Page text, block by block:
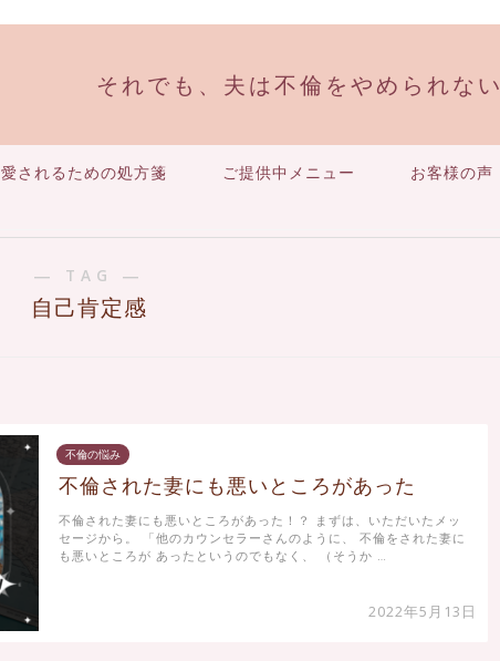
それでも、夫は不倫をやめられない
愛されるための処方箋 ご提供中メニュー お客様の声
― TAG ―
自己肯定感
不倫の悩み
不倫された妻にも悪いところがあった
2022年5月13日
不倫された妻にも悪いところがあった！？ まずは、いただいたメッ
セージから。 「他のカウンセラーさんのように、 不倫をされた妻に
も悪いところが あったというのでもなく、 （そうか …